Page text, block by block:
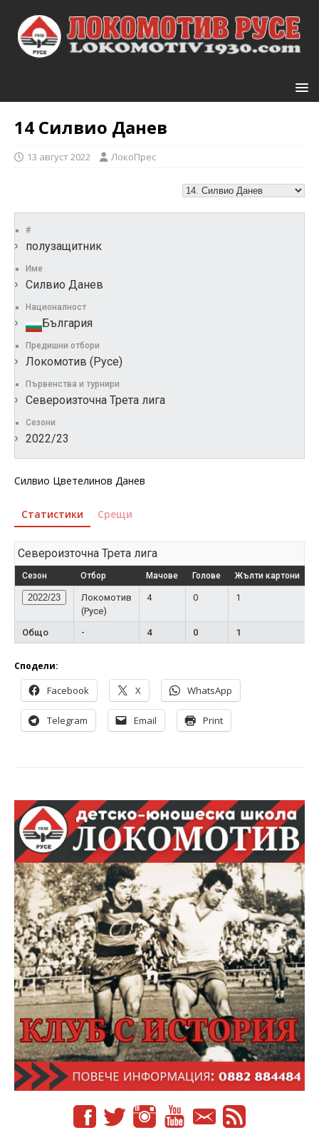
14 Силвио Данев
13 август 2022 ЛокоПрес
#
полузащитник
Име
Силвио Данев
Националност
България
Предишни отбори
Локомотив (Русе)
Първенства и турнири
Североизточна Трета лига
Сезони
2022/23
Силвио Цветелинов Данев
Статистики Срещи
Североизточна Трета лига
Сезон Отбор Мачове Голове Жълти картони
2022/23
Локомотив
(Русе)
4 0 1
Общо - 4 0 1
Сподели:
Facebook X WhatsApp
Telegram Email Print